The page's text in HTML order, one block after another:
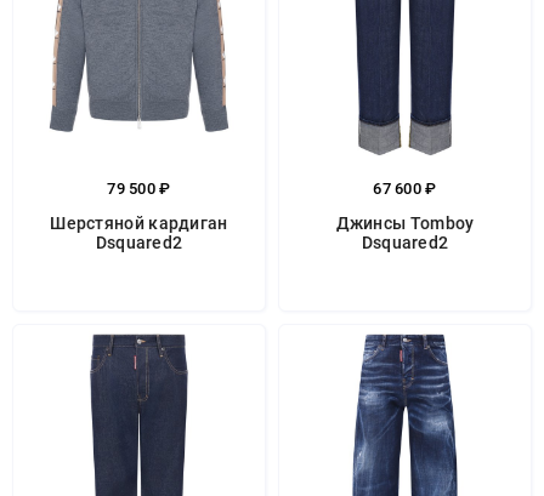
79 500 ₽
Шерстяной кардиган
Dsquared2
67 600 ₽
Джинсы Tomboy
Dsquared2